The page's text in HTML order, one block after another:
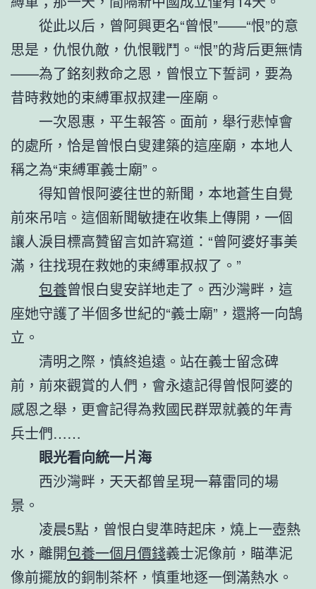
從此以后，曾阿興更名“曾恨”——“恨”的意
思是，仇恨仇敵，仇恨戰鬥。“恨”的背后更無情
——為了銘刻救命之恩，曾恨立下誓詞，要為
昔時救她的束縛軍叔叔建一座廟。
一次恩惠，平生報答。面前，舉行悲悼會
的處所，恰是曾恨白叟建築的這座廟，本地人
稱之為“束縛軍義士廟”。
得知曾恨阿婆往世的新聞，本地蒼生自覺
前來吊唁。這個新聞敏捷在收集上傳開，一個
讓人淚目標高贊留言如許寫道：“曾阿婆好事美
滿，往找現在救她的束縛軍叔叔了。”
包養曾恨白叟安詳地走了。西沙灣畔，這
座她守護了半個多世紀的“義士廟”，還將一向鵠
立。
清明之際，慎終追遠。站在義士留念碑
前，前來觀賞的人們，會永遠記得曾恨阿婆的
感恩之舉，更會記得為救國民群眾就義的年青
兵士們……
眼光看向統一片海
西沙灣畔，天天都曾呈現一幕雷同的場
景。
凌晨5點，曾恨白叟準時起床，燒上一壺熱
水，離開包養一個月價錢義士泥像前，瞄準泥
像前擺放的銅制茶杯，慎重地逐一倒滿熱水。